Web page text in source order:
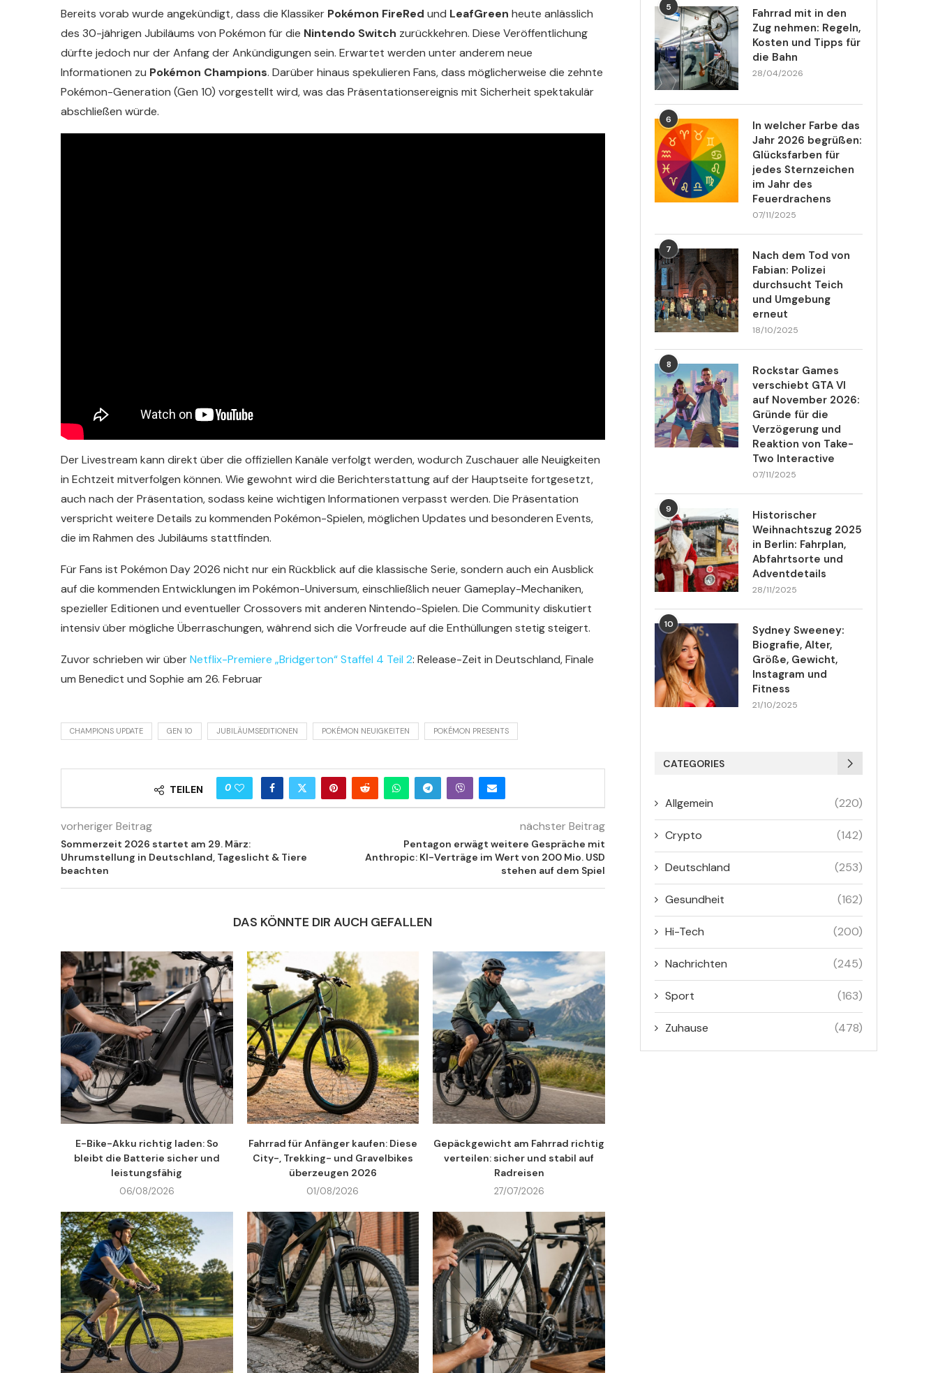
Bereits vorab wurde angekündigt, dass die Klassiker Pokémon FireRed und LeafGreen heute anlässlich
des 30-jährigen Jubiläums von Pokémon für die Nintendo Switch zurückkehren. Diese Veröffentlichung
dürfte jedoch nur der Anfang der Ankündigungen sein. Erwartet werden unter anderem neue
Informationen zu Pokémon Champions. Darüber hinaus spekulieren Fans, dass möglicherweise die zehnte
Pokémon-Generation (Gen 10) vorgestellt wird, was das Präsentationsereignis mit Sicherheit spektakulär
abschließen würde.
Der Livestream kann direkt über die offiziellen Kanäle verfolgt werden, wodurch Zuschauer alle Neuigkeiten
in Echtzeit mitverfolgen können. Wie gewohnt wird die Berichterstattung auf der Hauptseite fortgesetzt,
auch nach der Präsentation, sodass keine wichtigen Informationen verpasst werden. Die Präsentation
verspricht weitere Details zu kommenden Pokémon-Spielen, möglichen Updates und besonderen Events,
die im Rahmen des Jubiläums stattfinden.
Für Fans ist Pokémon Day 2026 nicht nur ein Rückblick auf die klassische Serie, sondern auch ein Ausblick
auf die kommenden Entwicklungen im Pokémon-Universum, einschließlich neuer Gameplay-Mechaniken,
spezieller Editionen und eventueller Crossovers mit anderen Nintendo-Spielen. Die Community diskutiert
intensiv über mögliche Überraschungen, während sich die Vorfreude auf die Enthüllungen stetig steigert.
Zuvor schrieben wir überNetflix-Premiere „Bridgerton“ Staffel 4 Teil 2: Release-Zeit in Deutschland, Finale
um Benedict und Sophie am 26. Februar
CHAMPIONS UPDATE GEN 10 JUBILÄUMSEDITIONEN POKÉMON NEUIGKEITEN POKÉMON PRESENTS
TEILEN 0
vorheriger Beitrag
Sommerzeit 2026 startet am 29. März:
Uhrumstellung in Deutschland, Tageslicht & Tiere
beachten
nächster Beitrag
Pentagon erwägt weitere Gespräche mit
Anthropic: KI-Verträge im Wert von 200 Mio. USD
stehen auf dem Spiel
DAS KÖNNTE DIR AUCH GEFALLEN
E-Bike-Akku richtig laden: So
bleibt die Batterie sicher und
leistungsfähig
06/08/2026
Fahrrad für Anfänger kaufen: Diese
City-, Trekking- und Gravelbikes
überzeugen 2026
01/08/2026
Gepäckgewicht am Fahrrad richtig
verteilen: sicher und stabil auf
Radreisen
27/07/2026
5
Fahrrad mit in den
Zug nehmen: Regeln,
Kosten und Tipps für
die Bahn
28/04/2026
6
In welcher Farbe das
Jahr 2026 begrüßen:
Glücksfarben für
jedes Sternzeichen
im Jahr des
Feuerdrachens
07/11/2025
7
Nach dem Tod von
Fabian: Polizei
durchsucht Teich
und Umgebung
erneut
18/10/2025
8
Rockstar Games
verschiebt GTA VI
auf November 2026:
Gründe für die
Verzögerung und
Reaktion von Take-
Two Interactive
07/11/2025
9
Historischer
Weihnachtszug 2025
in Berlin: Fahrplan,
Abfahrtsorte und
Adventdetails
28/11/2025
10
Sydney Sweeney:
Biografie, Alter,
Größe, Gewicht,
Instagram und
Fitness
21/10/2025
CATEGORIES
Allgemein (220)
Crypto (142)
Deutschland (253)
Gesundheit (162)
Hi-Tech (200)
Nachrichten (245)
Sport (163)
Zuhause (478)